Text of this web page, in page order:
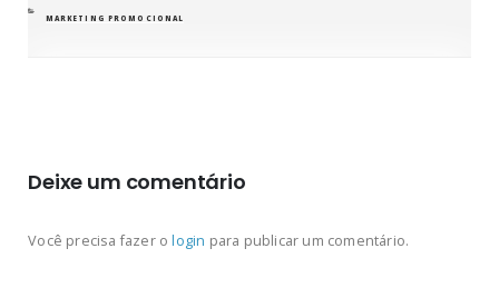
CATEGORIAS
MARKETING PROMOCIONAL
Deixe um comentário
Você precisa fazer ologin para publicar um comentário.